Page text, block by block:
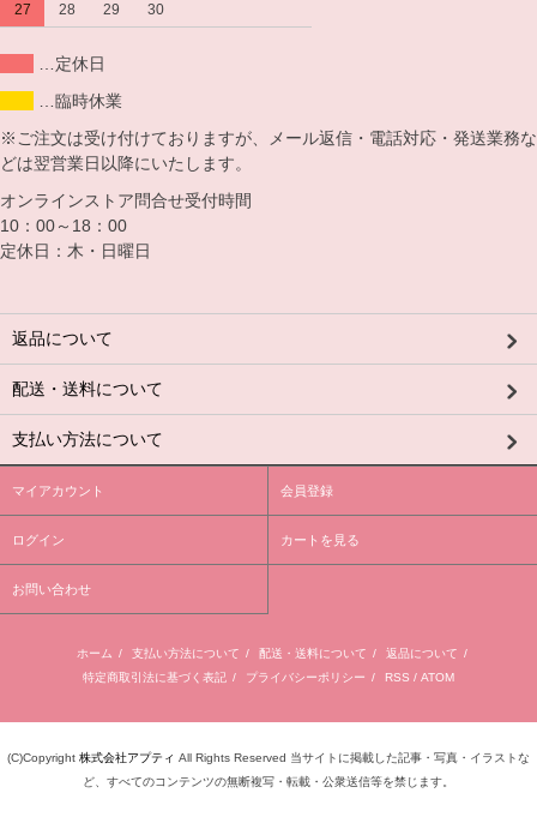
27
28 29 30
…定休日
…臨時休業
※ご注文は受け付けておりますが、メール返信・電話対応・発送業務な
どは翌営業日以降にいたします。
オンラインストア問合せ受付時間
10：00～18：00
定休日：木・日曜日
返品について
配送・送料について
支払い方法について
マイアカウント 会員登録
ログイン カートを見る
お問い合わせ
ホーム / 支払い方法について / 配送・送料について / 返品について /
特定商取引法に基づく表記 / プライバシーポリシー / RSS / ATOM
(C)Copyright 株式会社アプティ All Rights Reserved 当サイトに掲載した記事・写真・イラストな
ど、すべてのコンテンツの無断複写・転載・公衆送信等を禁じます。